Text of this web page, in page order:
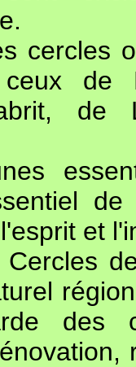
cercles
ceux de
de
et
des